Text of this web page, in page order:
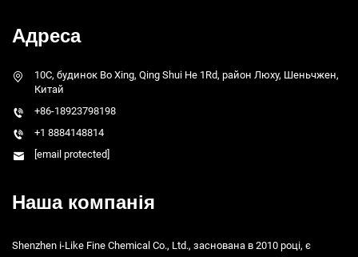
Адреса
10C, будинок Bo Xing, Qing Shui He 1Rd, район Люху, Шеньчжен,
Китай
+86-18923798198
+1 8884148814
[email protected]
Наша компанія
Shenzhen i-Like Fine Chemical Co., Ltd., заснована в 2010 році, є